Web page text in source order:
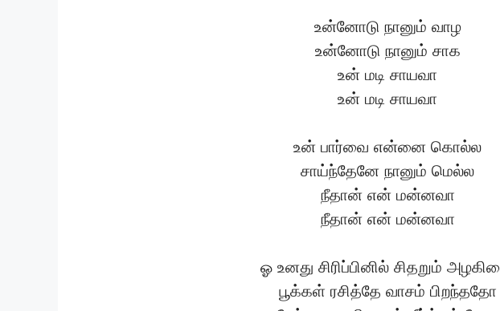
உன்னோடு நானும் வாழ
உன்னோடு நானும் சாக
உன் மடி சாயவா
உன் மடி சாயவா
உன் பார்வை என்னை கொல்ல
சாய்ந்தேனே நானும் மெல்ல
நீதான் என் மன்னவா
நீதான் என் மன்னவா
ஓ உனது சிரிப்பினில் சிதறும்
பூக்கள் ரசித்தே வாசம் பிறந்ததோ